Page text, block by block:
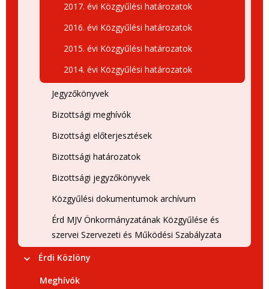
2017. évi Közgyűlési határozatok
2016. évi Közgyűlési határozatok
2015. évi Közgyűlési határozatok
2014. évi Közgyűlési határozatok
Jegyzőkönyvek
Bizottsági meghívók
Bizottsági előterjesztések
Bizottsági határozatok
Bizottsági jegyzőkönyvek
Közgyűlési dokumentumok archívum
Érd MJV Önkormányzatának Közgyűlése és
szervei Szervezeti és Működési Szabályzata
Érdi Közlöny
Meghívók